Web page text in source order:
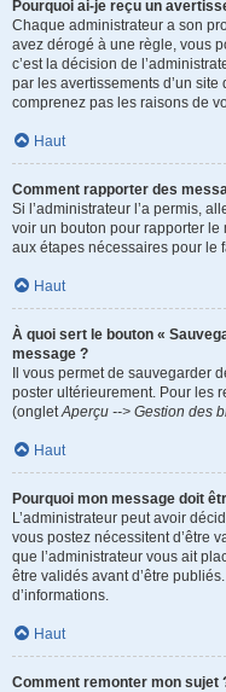
Pourquoi ai-je reçu un
Chaque administrateur a son
avez dérogé à une règle, vous
c’est la décision de
par les avertissements d’un
comprenez pas les raisons de
Haut
Comment rapporter des
Si l’administrateur l’a permis,
voir un bouton pour rapporter
aux étapes nécessaires pour le
Haut
À quoi sert le bouton «
message ?
Il vous permet de sauvegarder
poster ultérieurement. Pour les
(ongletAperçu --> Gestion des
Haut
Pourquoi mon message doit
L’administrateur peut avoir
vous postez nécessitent d’être
que l’administrateur vous ait
être validés avant d’être
d’informations.
Haut
Comment remonter mon sujet